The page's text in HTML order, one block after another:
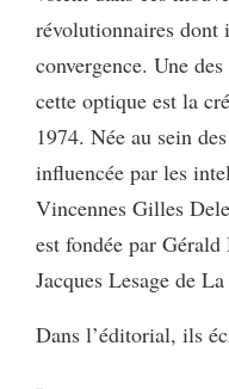
révolutionnaires
convergence. Une
cette optique est la
1974. Née au sein
influencée par les
Vincennes Gilles
est fondée par
Jacques Lesage de La
Dans l’éditorial, ils